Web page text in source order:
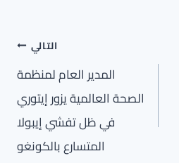
التالي
المدير العام لمنظمة
الصحة العالمية يزور إيتوري
في ظل تفشي إيبولا
المتسارع بالكونغو